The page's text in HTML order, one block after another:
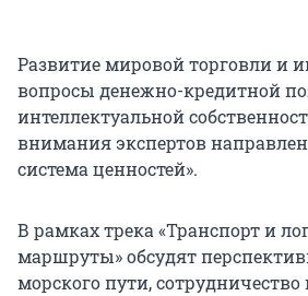
Развитие мировой торговли и
вопросы денежно-кредитной
интеллектуальной
внимания экспертов
система ценностей».
В рамках трека «Транспорт и
маршруты» обсудят
морского пути, сотрудничество